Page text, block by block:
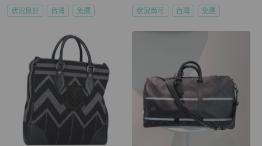
狀況良好 台灣 免運 狀況尚可 台灣 免運